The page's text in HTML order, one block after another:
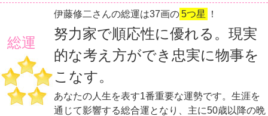
総運
伊藤修二さんの総運は37画の5つ星 ！
努力家で順応性に優れる。現実
的な考え方ができ忠実に物事を
こなす。
あなたの人生を表す1番重要な運勢です。生涯を
通じて影響する総合運となり、主に50歳以降の晩